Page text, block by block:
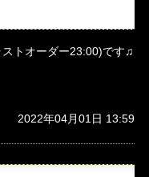
トオーダー23:00)です♫
2022年04月01日 13:59